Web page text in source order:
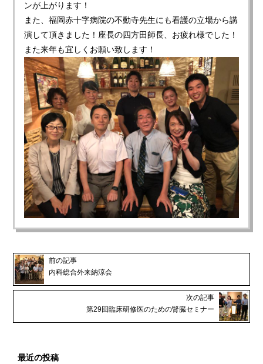
ンが上がります！
また、福岡赤十字病院の不動寺先生にも看護の立場から講
演して頂きました！座長の四方田師長、お疲れ様でした！
また来年も宜しくお願い致します！
前の記事
内科総合外来納涼会
次の記事
第29回臨床研修医のための腎臓セミナー
最近の投稿